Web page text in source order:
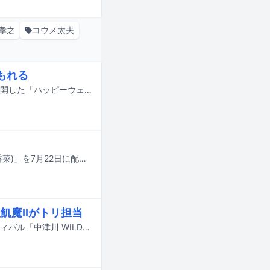
之 コウメ太夫
れる
ヤバイTシャツ屋さんが7月17日にYouTubeチャンネル「THE FIRST TAKE」で公開した「ハッピーウェディング前ソング」のパフォーマンス映像が公開からわずか1日あまりで100万回再生を突破。ヤバイTシャツ屋さんのコメントが到着した。
Aiobahnが花澤香菜をゲストボーカルに迎えた新曲「fade into blue (feat. 花澤香菜)」を7月22日に配信リリースする。
魔IIがトリ担当
9月19日と20日に岐阜・中津川公園内特設ステージで行われる野外音楽フェスティバル「中津川 WILD WOOD 2026」のタイムテーブルが公開された。